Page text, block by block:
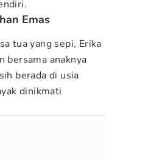
Emas
tua yang sepi, Erika
bersama anaknya
berada di usia
dinikmati